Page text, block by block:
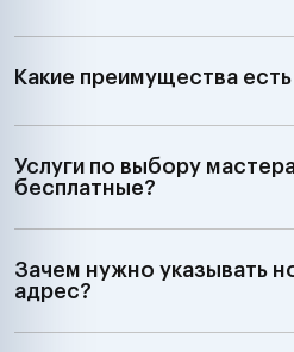
Какие преимущества есть
Услуги по выбору
бесплатные?
Зачем нужно указывать
адрес?